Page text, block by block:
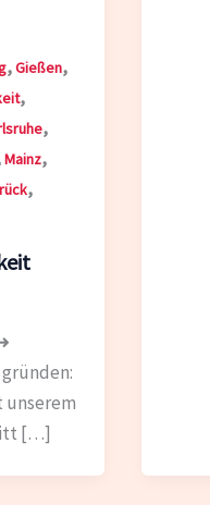
,Gießen,
,
,
Mainz,
,
unserem
[…]